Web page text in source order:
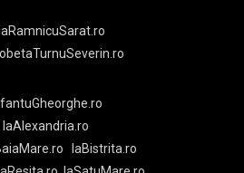
laRamnicuSarat.ro
laAlexandria.ro
laBistrita.ro